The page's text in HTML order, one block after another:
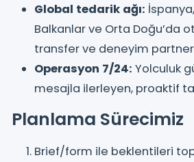
Global tedarik ağı:
Balkanlar ve Orta Doğu’da
transfer ve deneyim
Operasyon 7/24: Yolculuk
mesajla ilerleyen, proaktif
Planlama Sürecimiz
Brief/form ile beklentileri